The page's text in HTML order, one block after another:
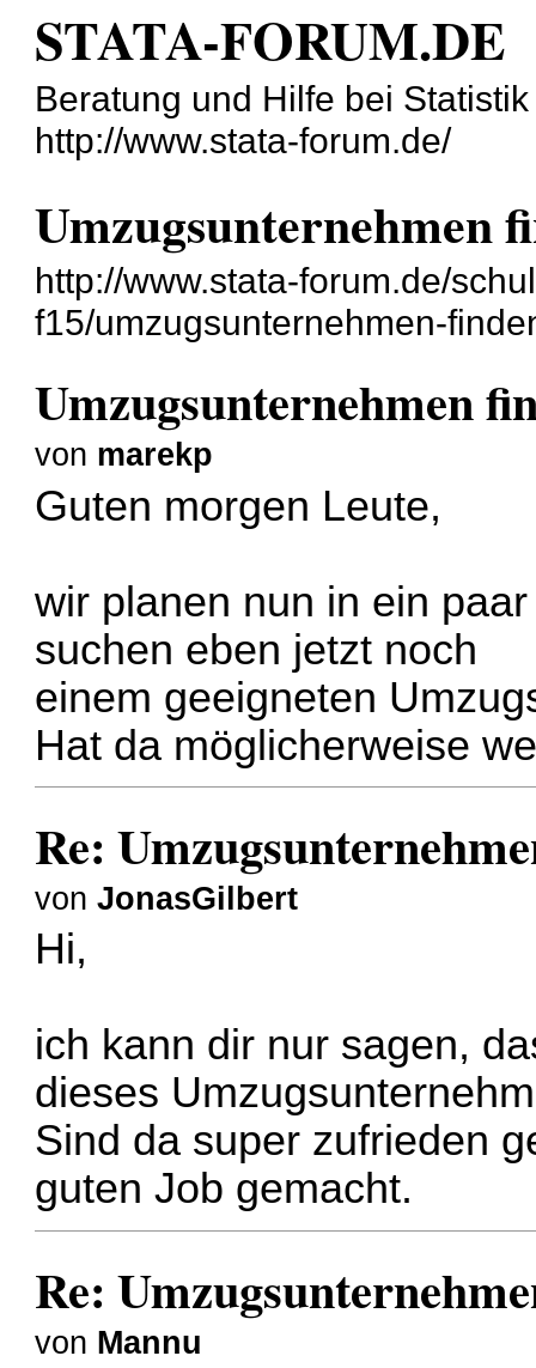
STATA-FORUM.DE
Beratung und Hilfe bei
http://www.stata-forum.de/
Umzugsunternehmen
http://www.stata-forum.de/
f15/umzugsunternehmen-
Umzugsunternehmen
von marekp
Guten morgen Leute,
wir planen nun in ein
suchen eben jetzt noch
einem geeigneten
Hat da möglicherweise
Re:
vonJonasGilbert
Hi,
ich kann dir nur sagen,
dieses
Sind da super zufrieden
guten Job gemacht.
Re:
von Mannu